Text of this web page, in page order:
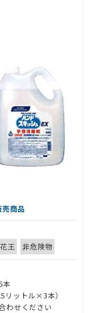
売商品
花王 非危険物
ットル×3本）
わせください